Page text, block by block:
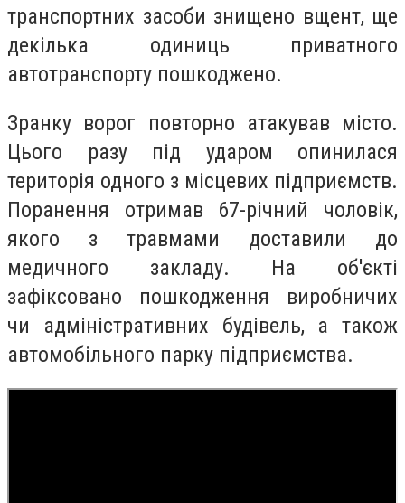
транспортних засоби знищено вщент, ще
декілька одиниць приватного
автотранспорту пошкоджено.
Зранку ворог повторно атакував місто.
Цього разу під ударом опинилася
територія одного з місцевих підприємств.
Поранення отримав 67-річний чоловік,
якого з травмами доставили до
медичного закладу. На об'єкті
зафіксовано пошкодження виробничих
чи адміністративних будівель, а також
автомобільного парку підприємства.